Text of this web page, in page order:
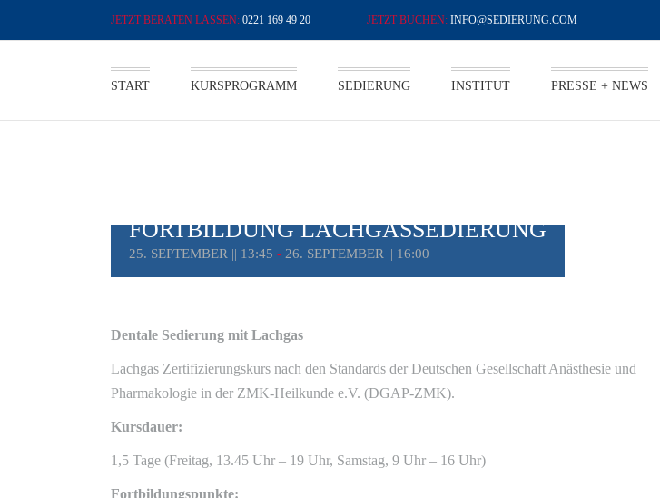
0221 169 49 20 INFO@SEDIERUNG.COM
START KURSPROGRAMM SEDIERUNG INSTITUT PRESSE + NEWS
FORTBILDUNG LACHGASSEDIERUNG
25. SEPTEMBER || 13:45 - 26. SEPTEMBER || 16:00
Dentale Sedierung mit Lachgas
Lachgas Zertifizierungskurs nach den Standards der Deutschen Gesellschaft Anästhesie und
Pharmakologie in der ZMK-Heilkunde e.V. (DGAP-ZMK).
Kursdauer:
1,5 Tage (Freitag, 13.45 Uhr – 19 Uhr, Samstag, 9 Uhr – 16 Uhr)
Fortbildungspunkte: